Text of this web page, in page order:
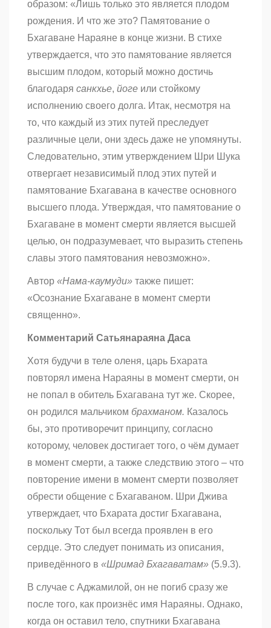
образом: «Лишь только это является плодом
рождения. И что же это? Памятование о
Бхагаване Нараяне в конце жизни. В стихе
утверждается, что это памятование является
высшим плодом, который можно достичь
благодаря санкхье, йоге или стойкому
исполнению своего долга. Итак, несмотря на
то, что каждый из этих путей преследует
различные цели, они здесь даже не упомянуты.
Следовательно, этим утверждением Шри Шука
отвергает независимый плод этих путей и
памятование Бхагавана в качестве основного
высшего плода. Утверждая, что памятование о
Бхагаване в момент смерти является высшей
целью, он подразумевает, что выразить степень
славы этого памятования невозможно».
Автор «Нама-каумуди» также пишет:
«Осознание Бхагаване в момент смерти
священно».
Комментарий Сатьянараяна Даса
Хотя будучи в теле оленя, царь Бхарата
повторял имена Нараяны в момент смерти, он
не попал в обитель Бхагавана тут же. Скорее,
он родился мальчиком брахманом. Казалось
бы, это противоречит принципу, согласно
которому, человек достигает того, о чём думает
в момент смерти, а также следствию этого – что
повторение имени в момент смерти позволяет
обрести общение с Бхагаваном. Шри Джива
утверждает, что Бхарата достиг Бхагавана,
поскольку Тот был всегда проявлен в его
сердце. Это следует понимать из описания,
приведённого в «Шримад Бхагаватам» (5.9.3).
В случае с Аджамилой, он не погиб сразу же
после того, как произнёс имя Нараяны. Однако,
когда он оставил тело, спутники Бхагавана